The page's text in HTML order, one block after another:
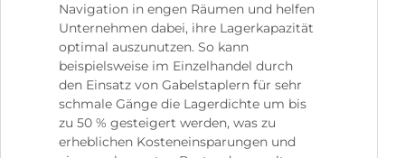
Navigation in engen Räumen und helfen
Unternehmen dabei, ihre Lagerkapazität
optimal auszunutzen. So kann
beispielsweise im Einzelhandel durch
den Einsatz von Gabelstaplern für sehr
schmale Gänge die Lagerdichte um bis
zu 50 % gesteigert werden, was zu
erheblichen Kosteneinsparungen und